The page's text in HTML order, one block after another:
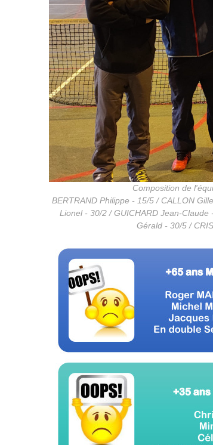
Composition de
BERTRAND Philippe - 15/5 / CALLON
Lionel - 30/2 / GUICHARD Jean-
Gérald - 30/5 /